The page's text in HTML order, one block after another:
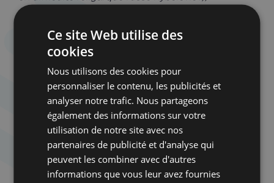
dramatique (les familles de victimes de Merah), et
Thierry)». Reste qu’au-delà de la médiatisation,
Francis Szpiner tient fermement la barre de ses
convictions. Il est ainsi de tous les procès qui
touchent de près le sort des Français juifs et des
idées républicaines et laïques. Par SOS Attentats, il
prendra ainsi en charge les dossiers Carlos, Action
Directe et DC10 d’UTA. Dans l’affaire des caricatures
de Mahomet, le voilà défenseur de la Mosquée de
Paris puis bientôt représentant de la partie civile
dans l’affaire Ilan Halimi.
Ce site Web utilise des
cookies
Nous utilisons des cookies pour
personnaliser le contenu, les publicités et
analyser notre trafic. Nous partageons
également des informations sur votre
utilisation de notre site avec nos
partenaires de publicité et d'analyse qui
peuvent les combiner avec d'autres
informations que vous leur avez fournies